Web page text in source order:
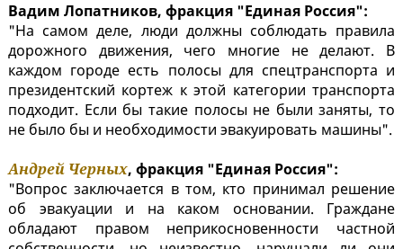
Вадим Лопатников, фракция "Единая Россия":
"На самом деле, люди должны соблюдать правила
дорожного движения, чего многие не делают. В
каждом городе есть полосы для спецтранспорта и
президентский кортеж к этой категории транспорта
подходит. Если бы такие полосы не были заняты, то
не было бы и необходимости эвакуировать машины".
Андрей Черных, фракция "Единая Россия":
"Вопрос заключается в том, кто принимал решение
об эвакуации и на каком основании. Граждане
обладают правом неприкосновенности частной